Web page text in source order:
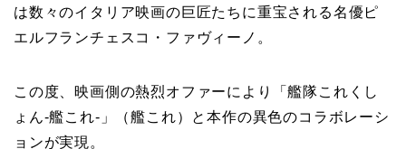
は数々のイタリア映画の巨匠たちに重宝される名優ピ
エルフランチェスコ・ファヴィーノ。
この度、映画側の熱烈オファーにより「艦隊これくし
ょん-艦これ-」（艦これ）と本作の異色のコラボレーシ
ョンが実現。